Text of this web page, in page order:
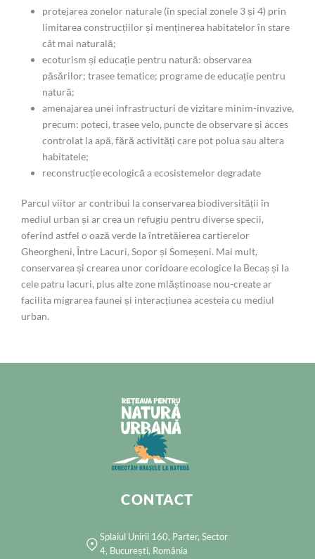
protejarea zonelor naturale (în special zonele 3 și 4) prin
limitarea construcțiilor și menținerea habitatelor în stare
cât mai naturală;
ecoturism și educație pentru natură: observarea
păsărilor; trasee tematice; programe de educație pentru
natură;
amenajarea unei infrastructuri de vizitare minim-invazive,
precum: poteci, trasee velo, puncte de observare și acces
controlat la apă, fără activități care pot polua sau altera
habitatele;
reconstrucție ecologică a ecosistemelor degradate
Parcul viitor ar contribui la conservarea biodiversității în
mediul urban și ar crea un refugiu pentru diverse specii,
oferind astfel o oază verde la întretăierea cartierelor
Gheorgheni, Între Lacuri, Sopor și Someșeni. Mai mult,
conservarea și crearea unor coridoare ecologice la Becaș și la
cele patru lacuri, plus alte zone mlăștinoase nou-create ar
facilita migrarea faunei și interacțiunea acesteia cu mediul
urban.
CONTACT
Splaiul Unirii 160, Parter, Sector
4, București, România